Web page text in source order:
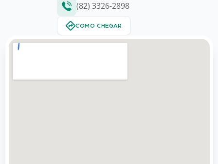
(82) 3326-2898
COMO CHEGAR